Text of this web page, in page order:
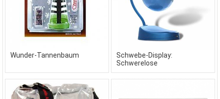
Wunder-Tannenbaum
Schwebe-Display:
Schwerelose
Produktpräsentation